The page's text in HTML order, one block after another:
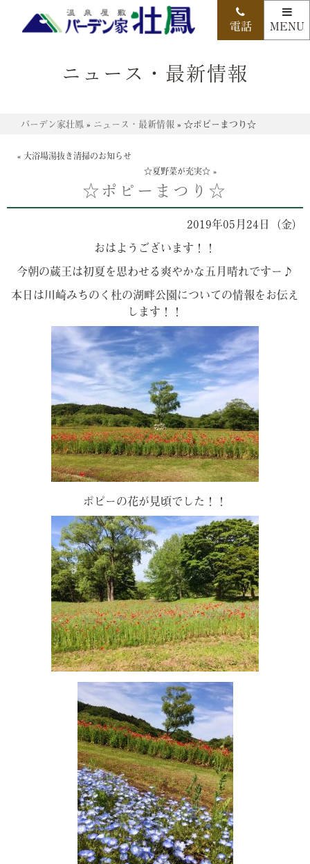
ニュース・最新情報
バーデン家壮鳳 » ニュース・最新情報 » ☆ポピーまつり☆
« 大浴場湯抜き清掃のお知らせ
☆夏野菜が充実☆ »
☆ポピーまつり☆
2019年05月24日（金）
おはようございます！！
今朝の蔵王は初夏を思わせる爽やかな五月晴れですー♪
本日は川崎みちのく杜の湖畔公園についての情報をお伝え
します！！
ポピーの花が見頃でした！！